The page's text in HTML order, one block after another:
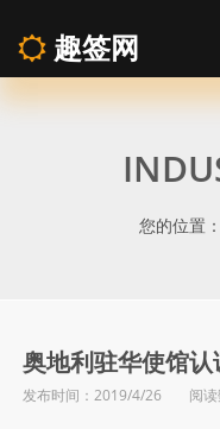
奥
华
趣签网
您的位置：
奥地利驻华使馆
发布时间：2019/4/26 阅读